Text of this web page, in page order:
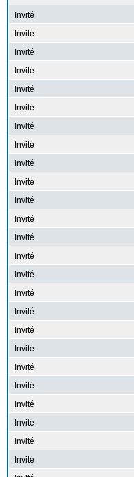
Invité
Invité
Invité
Invité
Invité
Invité
Invité
Invité
Invité
Invité
Invité
Invité
Invité
Invité
Invité
Invité
Invité
Invité
Invité
Invité
Invité
Invité
Invité
Invité
Invité